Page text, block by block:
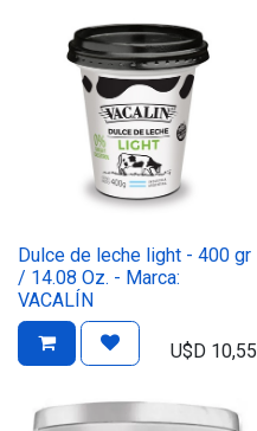
Dulce de leche light - 400 gr
/ 14.08 Oz. - Marca:
VACALÍN
U$D 10,55